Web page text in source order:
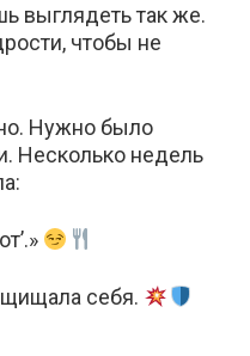
выглядеть так же.
чтобы не
Нужно было
Несколько недель
себя.